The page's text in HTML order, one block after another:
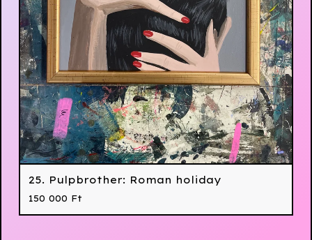
25. Pulpbrother: Roman holiday
150 000 Ft